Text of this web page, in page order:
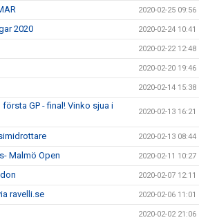
2020-02-25 09:56
2020 2020-02-24 10:41
2020-02-22 12:48
2020-02-20 19:46
2020-02-14 15:38
GP - final! Vinko sjua i
2020-02-13 16:21
2020-02-13 08:44
Malmö Open 2020-02-11 10:27
2020-02-07 12:11
ravelli.se 2020-02-06 11:01
2020-02-02 21:06